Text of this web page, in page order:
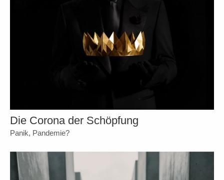
Die Corona der Schöpfung
Panik, Pandemie?